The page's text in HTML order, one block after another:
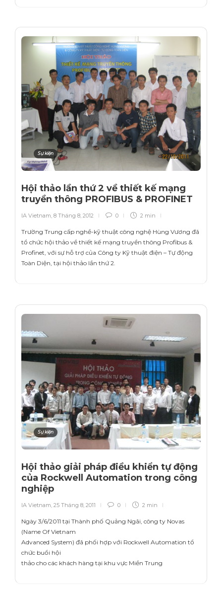
Sự kiện
Hội thảo lần thứ 2 về thiết kế mạng
truyền thông PROFIBUS & PROFINET
IA Vietnam, 8 Tháng 8, 2012 0 2 min
Trường Trung cấp nghề-kỹ thuật công nghệ Hùng Vương đã
tổ chức hội thảo về thiết kế mạng truyền thông Profibus &
Profinet, với sự hỗ trợ của Công ty Kỹ thuật điện – Tự động
Toàn Diện, tại hội thảo lần thứ 2.
Sự kiện
Hội thảo giải pháp điều khiển tự động
của Rockwell Automation trong công
nghiệp
IA Vietnam 25 Tháng 8, 2011 0 2 min
Ngày 3/6/2011 tại Thành phố Quảng Ngãi, công ty Novas
(Name Of Vietnam
Advanced System) đã phối hợp với Rockwell Automation tổ
chức buổi hội
thảo cho các khách hàng tại khu vực Miền Trung